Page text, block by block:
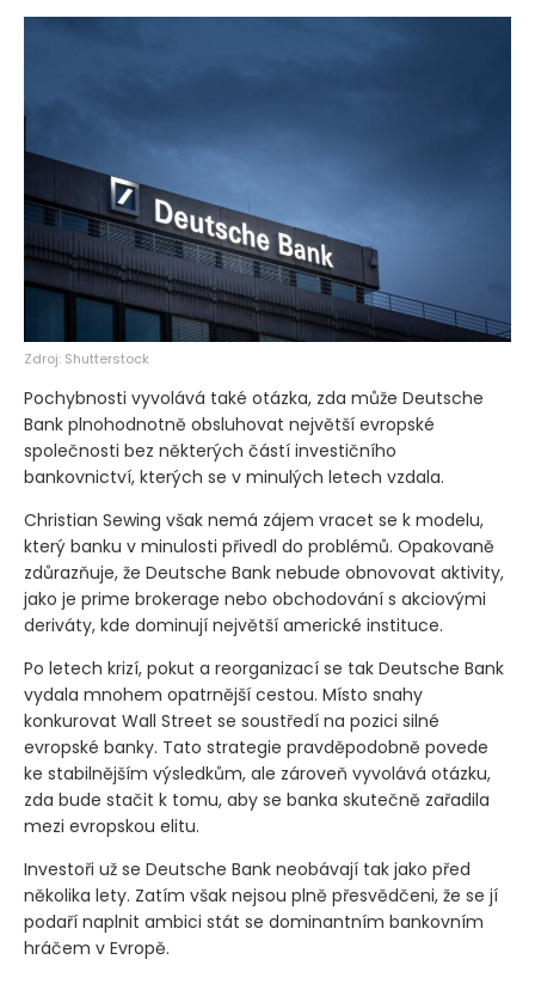
Zdroj: Shutterstock
Pochybnosti vyvolává také otázka, zda může Deutsche
Bank plnohodnotně obsluhovat největší evropské
společnosti bez některých částí investičního
bankovnictví, kterých se v minulých letech vzdala.
Christian Sewing však nemá zájem vracet se k modelu,
který banku v minulosti přivedl do problémů. Opakovaně
zdůrazňuje, že Deutsche Bank nebude obnovovat aktivity,
jako je prime brokerage nebo obchodování s akciovými
deriváty, kde dominují největší americké instituce.
Po letech krizí, pokut a reorganizací se tak Deutsche Bank
vydala mnohem opatrnější cestou. Místo snahy
konkurovat Wall Street se soustředí na pozici silné
evropské banky. Tato strategie pravděpodobně povede
ke stabilnějším výsledkům, ale zároveň vyvolává otázku,
zda bude stačit k tomu, aby se banka skutečně zařadila
mezi evropskou elitu.
Investoři už se Deutsche Bank neobávají tak jako před
několika lety. Zatím však nejsou plně přesvědčeni, že se jí
podaří naplnit ambici stát se dominantním bankovním
hráčem v Evropě.